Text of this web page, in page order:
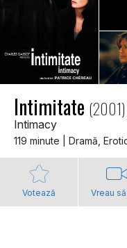
Intimitate (2001)
Intimacy
119 minute | Dramă,
Votează Vreau